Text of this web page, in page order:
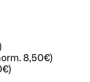
8,50€)